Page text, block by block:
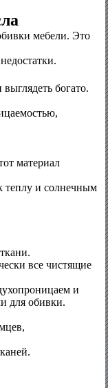
мебели. Это
богато.
материал
теплу и солнечным
все чистящие
и
для обивки.